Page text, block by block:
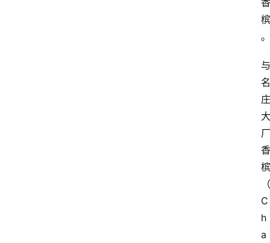
香
槟
。
与
名
庄
大
厂
香
槟
（
C
h
a